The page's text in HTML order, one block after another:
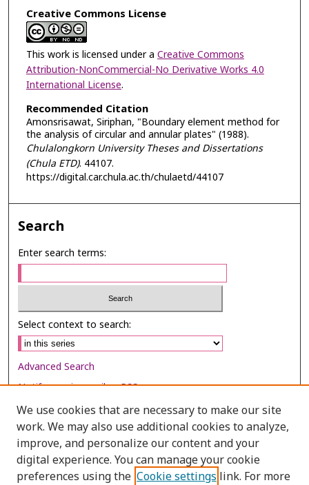
Creative Commons License
This work is licensed under a Creative Commons
Attribution-NonCommercial-No Derivative Works 4.0
International License.
Recommended Citation
Amonsrisawat, Siriphan, "Boundary element method for
the analysis of circular and annular plates" (1988).
Chulalongkorn University Theses and Dissertations
(Chula ETD). 44107.
https://digital.car.chula.ac.th/chulaetd/44107
Search
Enter search terms:
Select context to search:
Advanced Search
Notify me via email orRSS
Browse
Collections
Disciplines
We use cookies that are necessary to make our site
work. We may also use additional cookies to analyze,
improve, and personalize our content and your
digital experience. You can manage your cookie
preferences using the Cookie settings link. For more